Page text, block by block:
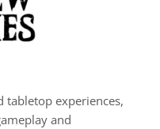
tabletop experiences,
and